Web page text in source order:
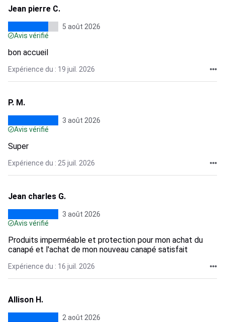
Jean pierre C.
5 août 2026
Avis vérifié
bon accueil
Expérience du : 19 juil. 2026
P. M.
3 août 2026
Avis vérifié
Super
Expérience du : 25 juil. 2026
Jean charles G.
3 août 2026
Avis vérifié
Produits imperméable et protection pour mon achat du
canapé et l'achat de mon nouveau canapé satisfait
Expérience du : 16 juil. 2026
Allison H.
2 août 2026